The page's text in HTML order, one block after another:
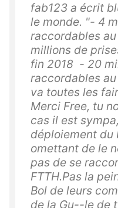
fab123 a écrit
le monde. "- 4
raccordables
millions de
fin 2018 - 20
raccordables
va toutes les
Merci Free, tu
cas il est
déploiement du
omettant de le
pas de se
FTTH.Pas la
Bol de leurs
de la Gu--le de